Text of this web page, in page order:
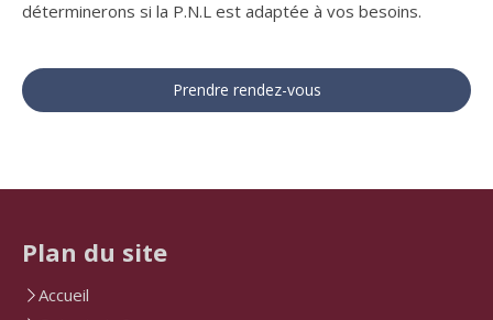
déterminerons si la P.N.L est adaptée à vos besoins.
Prendre rendez-vous
Plan du site
Accueil